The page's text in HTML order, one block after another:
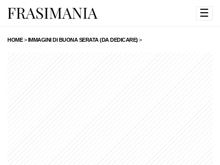
☰
HOME>IMMAGINI DI BUONA SERATA (DA DEDICARE) >